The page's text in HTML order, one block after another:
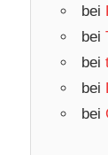
bei
bei
bei
bei
bei